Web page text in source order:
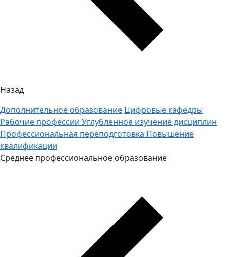
Назад
Дополнительное образование Цифровые кафедры
Рабочие профессии Углубленное изучение дисциплин
Профессиональная переподготовка Повышение
квалификации
Среднее профессиональное образование